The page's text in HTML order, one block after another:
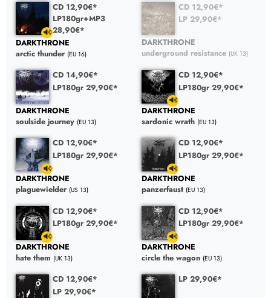
CD 12,90€*
LP180gr+MP3
28,90€*
DARKTHRONE
arctic thunder (EU 16)
CD 12,90€*
LP 29,90€*
DARKTHRONE
underground resistance (UK 13)
CD 14,90€*
LP180gr 29,90€*
DARKTHRONE
soulside journey (EU 13)
CD 12,90€*
LP180gr 29,90€*
DARKTHRONE
sardonic wrath (EU 13)
CD 12,90€*
LP180gr 29,90€*
DARKTHRONE
plaguewielder (US 13)
CD 12,90€*
LP180gr 29,90€*
DARKTHRONE
panzerfaust (EU 13)
CD 12,90€*
LP180gr 29,90€*
DARKTHRONE
hate them (UK 13)
CD 12,90€*
LP180gr 29,90€*
DARKTHRONE
circle the wagon (EU 13)
CD 12,90€*
LP 29,90€*
LP 29,90€*